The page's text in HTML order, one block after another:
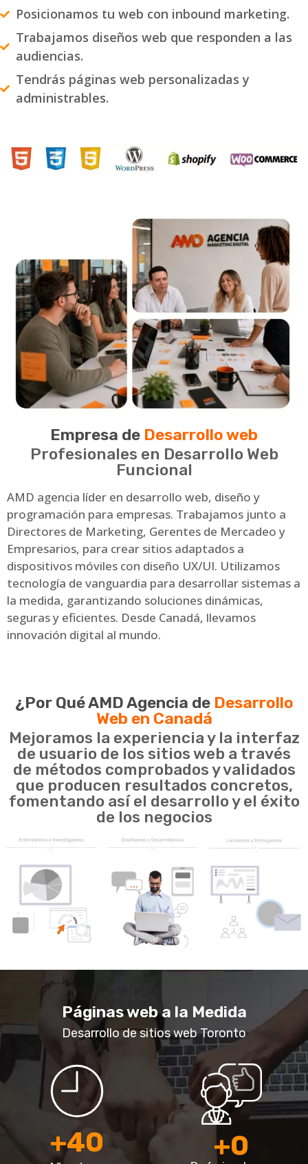
Posicionamos tu web con inbound marketing.
Trabajamos diseños web que responden a las
audiencias.
Tendrás páginas web personalizadas y
administrables.
Empresa de Desarrollo web
Profesionales en Desarrollo Web
Funcional
AMD agencia líder en desarrollo web, diseño y
programación para empresas. Trabajamos junto a
Directores de Marketing, Gerentes de Mercadeo y
Empresarios, para crear sitios adaptados a
dispositivos móviles con diseño UX/UI. Utilizamos
tecnología de vanguardia para desarrollar sistemas a
la medida, garantizando soluciones dinámicas,
seguras y eficientes. Desde Canadá, llevamos
innovación digital al mundo.
¿Por Qué AMD Agencia deDesarrollo
Web en Canadá
Mejoramos la experiencia y la interfaz
de usuario de los sitios web a través
de métodos comprobados y validados
que producen resultados concretos,
fomentando así el desarrollo y el éxito
de los negocios
Páginas web a la Medida
Desarrollo de sitios web Toronto
+40 +0